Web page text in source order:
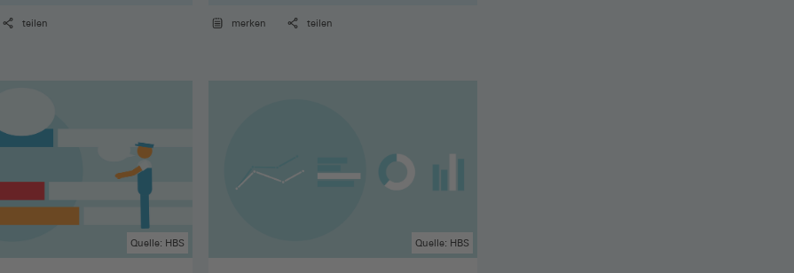
teilen merken teilen
Quelle: HBS Quelle: HBS